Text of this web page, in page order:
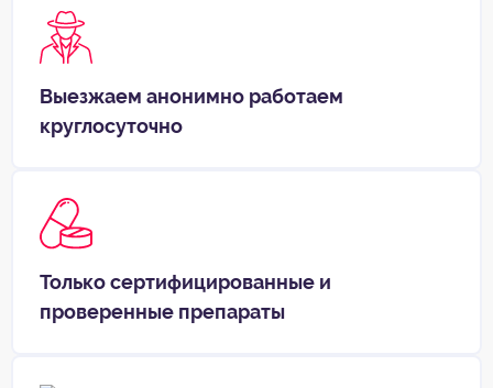
Выезжаем анонимно работаем
круглосуточно
Только сертифицированные и
проверенные препараты